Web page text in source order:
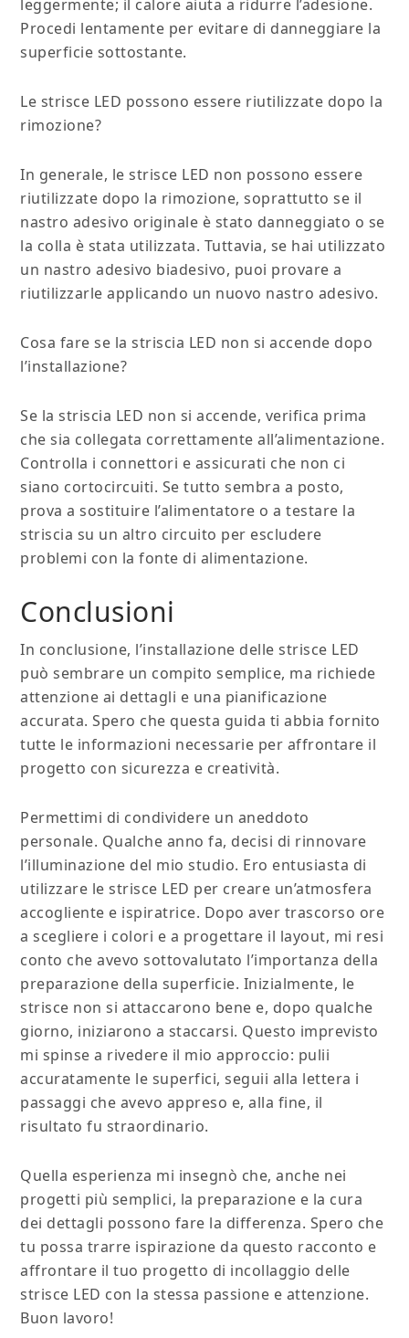
leggermente; il calore aiuta a ridurre l’adesione.
Procedi lentamente per evitare di danneggiare la
superficie sottostante.
Le strisce LED possono essere riutilizzate dopo la
rimozione?
In generale, le strisce LED non possono essere
riutilizzate dopo la rimozione, soprattutto se il
nastro adesivo originale è stato danneggiato o se
la colla è stata utilizzata. Tuttavia, se hai utilizzato
un nastro adesivo biadesivo, puoi provare a
riutilizzarle applicando un nuovo nastro adesivo.
Cosa fare se la striscia LED non si accende dopo
l’installazione?
Se la striscia LED non si accende, verifica prima
che sia collegata correttamente all’alimentazione.
Controlla i connettori e assicurati che non ci
siano cortocircuiti. Se tutto sembra a posto,
prova a sostituire l’alimentatore o a testare la
striscia su un altro circuito per escludere
problemi con la fonte di alimentazione.
Conclusioni
In conclusione, l’installazione delle strisce LED
può sembrare un compito semplice, ma richiede
attenzione ai dettagli e una pianificazione
accurata. Spero che questa guida ti abbia fornito
tutte le informazioni necessarie per affrontare il
progetto con sicurezza e creatività.
Permettimi di condividere un aneddoto
personale. Qualche anno fa, decisi di rinnovare
l’illuminazione del mio studio. Ero entusiasta di
utilizzare le strisce LED per creare un’atmosfera
accogliente e ispiratrice. Dopo aver trascorso ore
a scegliere i colori e a progettare il layout, mi resi
conto che avevo sottovalutato l’importanza della
preparazione della superficie. Inizialmente, le
strisce non si attaccarono bene e, dopo qualche
giorno, iniziarono a staccarsi. Questo imprevisto
mi spinse a rivedere il mio approccio: pulii
accuratamente le superfici, seguii alla lettera i
passaggi che avevo appreso e, alla fine, il
risultato fu straordinario.
Quella esperienza mi insegnò che, anche nei
progetti più semplici, la preparazione e la cura
dei dettagli possono fare la differenza. Spero che
tu possa trarre ispirazione da questo racconto e
affrontare il tuo progetto di incollaggio delle
strisce LED con la stessa passione e attenzione.
Buon lavoro!